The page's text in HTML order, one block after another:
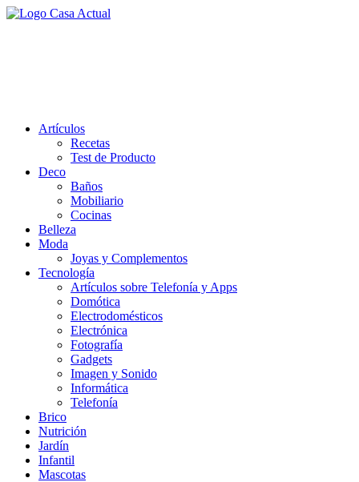
Saltar
Artículos
Recetas
Test de Producto
Deco
Baños
Mobiliario
Cocinas
Belleza
Moda
Joyas y Complementos
Tecnología
Artículos sobre Telefonía y Apps
Domótica
Electrodomésticos
Electrónica
Fotografía
Gadgets
Imagen y Sonido
Informática
Telefonía
Brico
Nutrición
Jardín
Infantil
Mascotas